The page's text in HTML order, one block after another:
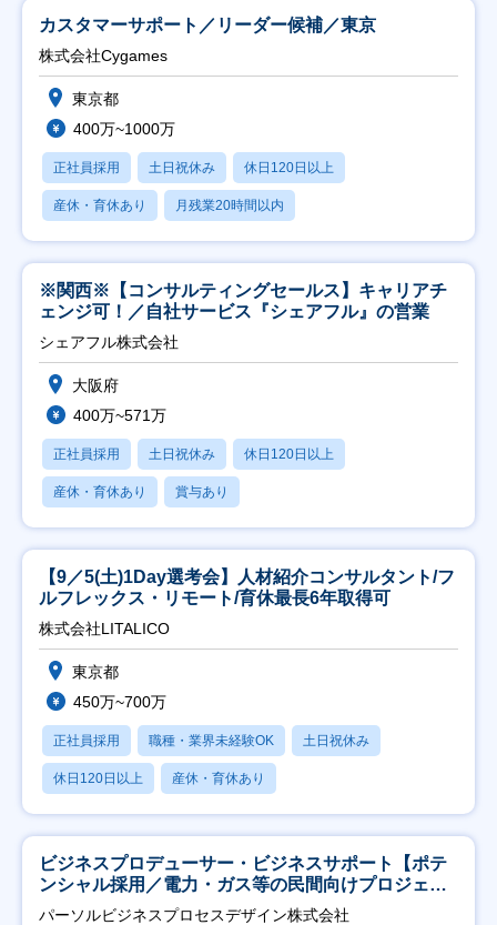
カスタマーサポート／リーダー候補／東京
株式会社Cygames
東京都
400万~1000万
正社員採用 土日祝休み 休日120日以上
産休・育休あり 月残業20時間以内
※関西※【コンサルティングセールス】キャリアチ
ェンジ可！／自社サービス『シェアフル』の営業
シェアフル株式会社
大阪府
400万~571万
正社員採用 土日祝休み 休日120日以上
産休・育休あり 賞与あり
【9／5(土)1Day選考会】人材紹介コンサルタント/フ
ルフレックス・リモート/育休最長6年取得可
株式会社LITALICO
東京都
450万~700万
正社員採用 職種・業界未経験OK 土日祝休み
休日120日以上 産休・育休あり
ビジネスプロデューサー・ビジネスサポート【ポテ
ンシャル採用／電力・ガス等の民間向けプロジェク
ト推進】
パーソルビジネスプロセスデザイン株式会社